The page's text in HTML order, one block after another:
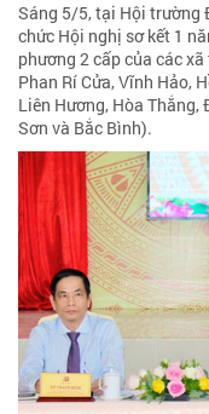
Sáng 5/5, tại Hội trường
chức Hội nghị sơ kết 1
phương 2 cấp của các
Phan Rí Cửa, Vĩnh Hảo,
Liên Hương, Hòa Thắng,
Sơn và Bắc Bình).